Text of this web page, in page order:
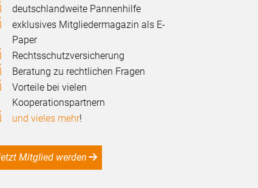
deutschlandweite Pannenhilfe
exklusives Mitgliedermagazin als E-
Paper
Rechtsschutzversicherung
Beratung zu rechtlichen Fragen
Vorteile bei vielen
Kooperationspartnern
und vieles mehr!
Jetzt Mitglied werden